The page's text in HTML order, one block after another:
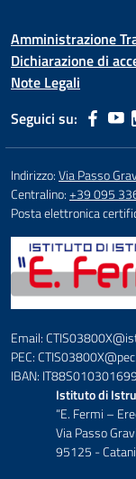
Amministrazione
Dichiarazione di
Note Legali
Seguici su:
Indirizzo:Via Passo
Centralino:+39 095
Posta elettronica
Email:
PEC:
IBAN:
Istituto di
“E. Fermi –
Via Passo
95125 -